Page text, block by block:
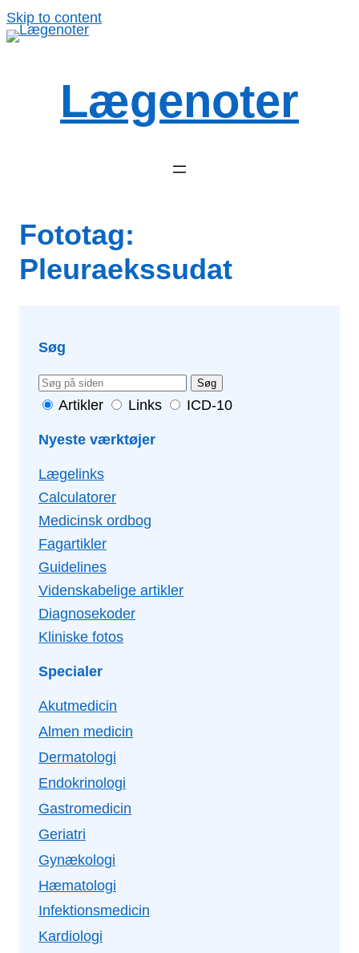
Skip to contentSpring
Lægenoter
Fototag:
Pleuraekssudat
Søg
Søg
Artikler Links ICD-10
Nyeste værktøjer
Lægelinks
Calculatorer
Medicinsk ordbog
Fagartikler
Guidelines
Videnskabelige artikler
Diagnosekoder
Kliniske fotos
Specialer
Akutmedicin
Almen medicin
Dermatologi
Endokrinologi
Gastromedicin
Geriatri
Gynækologi
Hæmatologi
Infektionsmedicin
Kardiologi